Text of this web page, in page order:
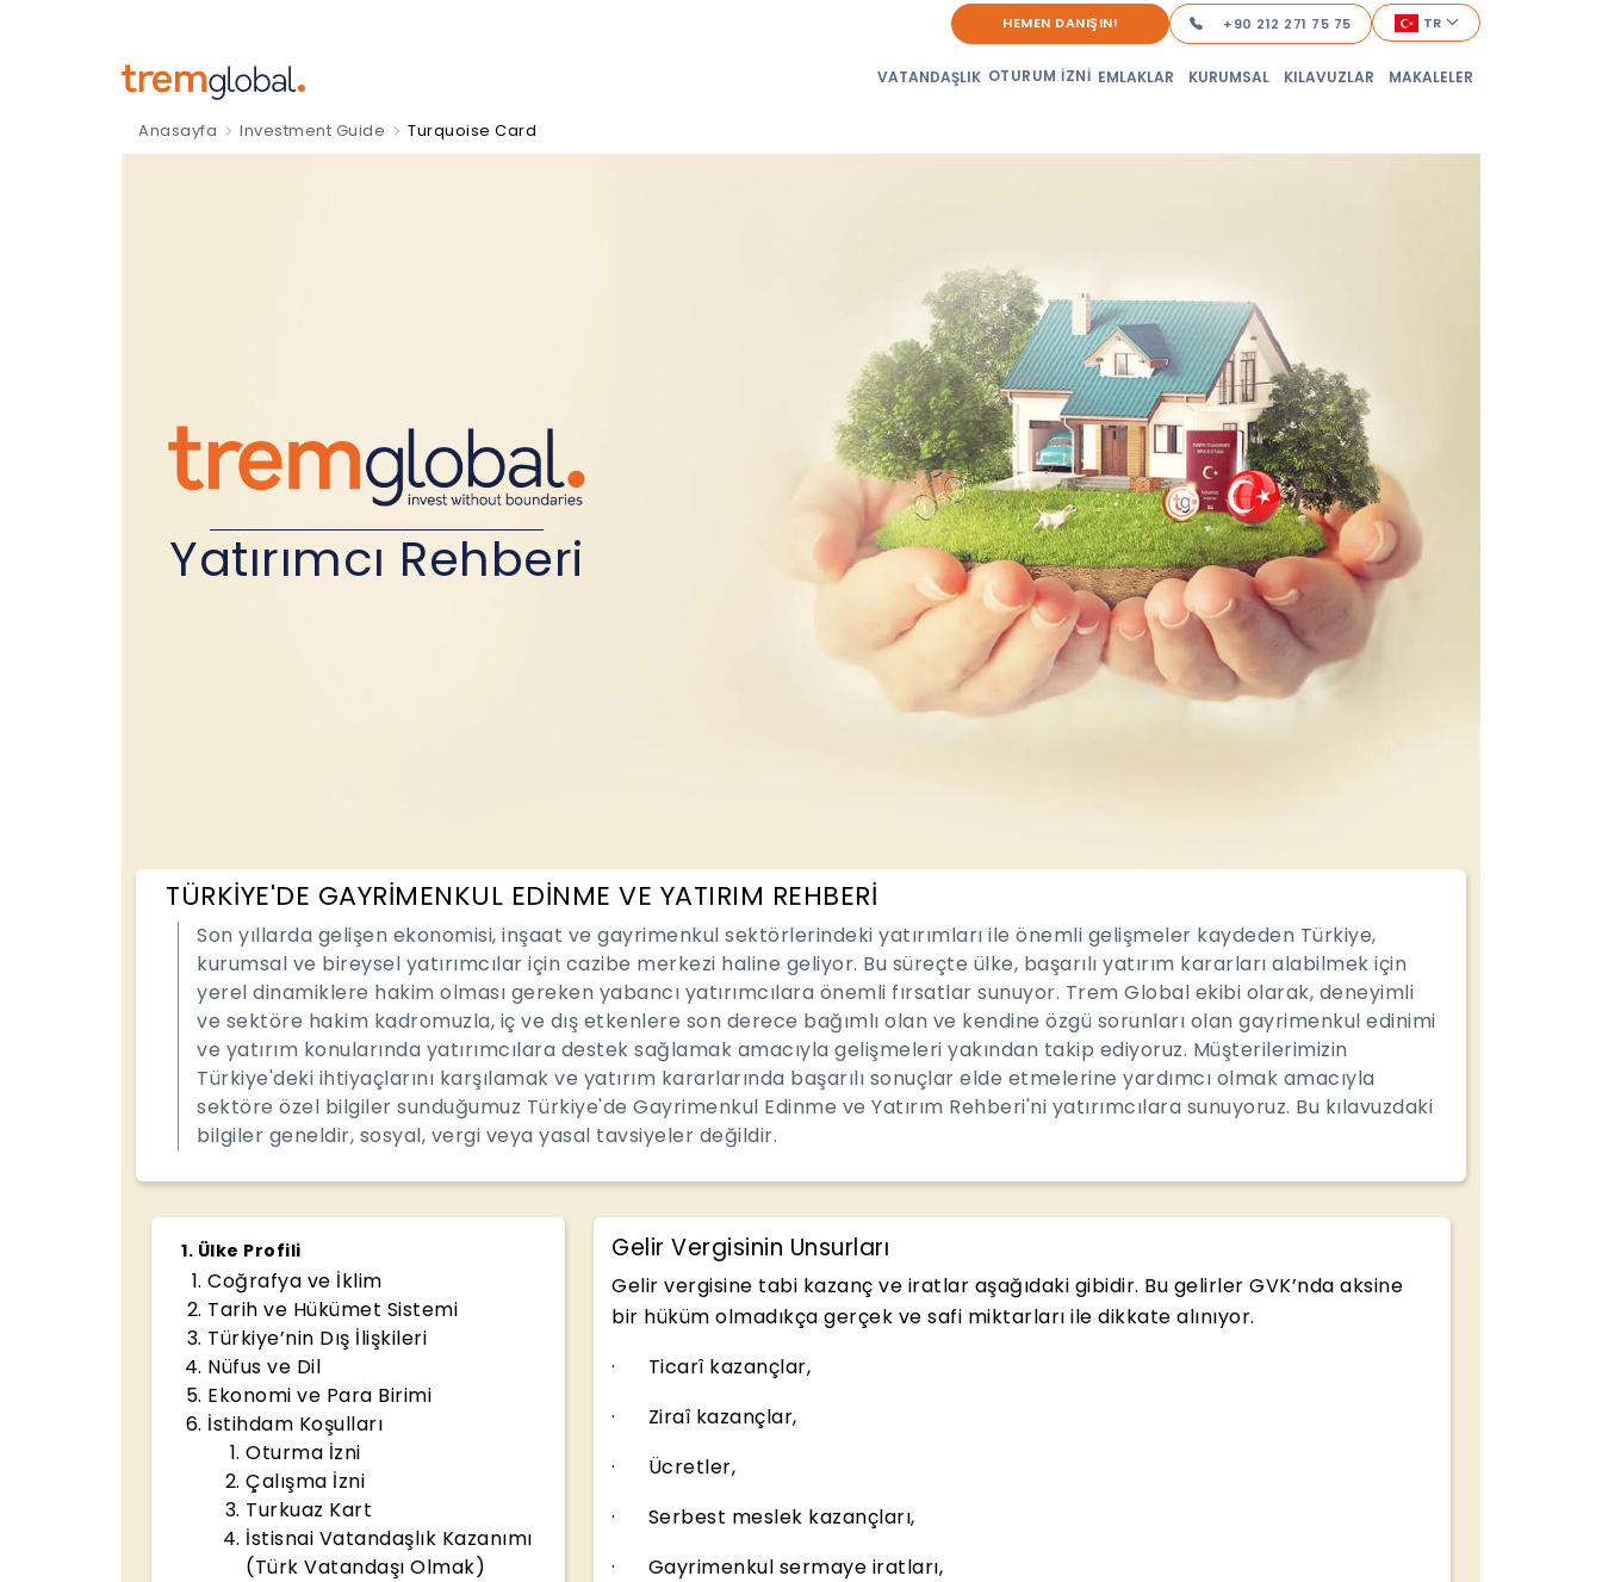
HEMEN DANIŞIN! +90 212 271 75 75 TR
VATANDAŞLIK OTURUM İZNİ EMLAKLAR KURUMSAL KILAVUZLAR MAKALELER
Anasayfa Investment Guide Turquoise Card
Yatırımcı Rehberi
TÜRKİYE'DE GAYRİMENKUL EDİNME VE YATIRIM REHBERİ
Son yıllarda gelişen ekonomisi, inşaat ve gayrimenkul sektörlerindeki yatırımları ile önemli gelişmeler kaydeden Türkiye,
kurumsal ve bireysel yatırımcılar için cazibe merkezi haline geliyor. Bu süreçte ülke, başarılı yatırım kararları alabilmek için
yerel dinamiklere hakim olması gereken yabancı yatırımcılara önemli fırsatlar sunuyor. Trem Global ekibi olarak, deneyimli
ve sektöre hakim kadromuzla, iç ve dış etkenlere son derece bağımlı olan ve kendine özgü sorunları olan gayrimenkul edinimi
ve yatırım konularında yatırımcılara destek sağlamak amacıyla gelişmeleri yakından takip ediyoruz. Müşterilerimizin
Türkiye'deki ihtiyaçlarını karşılamak ve yatırım kararlarında başarılı sonuçlar elde etmelerine yardımcı olmak amacıyla
sektöre özel bilgiler sunduğumuz Türkiye'de Gayrimenkul Edinme ve Yatırım Rehberi'ni yatırımcılara sunuyoruz. Bu kılavuzdaki
bilgiler geneldir, sosyal, vergi veya yasal tavsiyeler değildir.
1. Ülke Profili
Coğrafya ve İklim
Tarih ve Hükümet Sistemi
Türkiye’nin Dış İlişkileri
Nüfus ve Dil
Ekonomi ve Para Birimi
İstihdam Koşulları
Oturma İzni
Çalışma İzni
Turkuaz Kart
İstisnai Vatandaşlık Kazanımı
(Türk Vatandaşı Olmak)
Gelir Vergisinin Unsurları
Gelir vergisine tabi kazanç ve iratlar aşağıdaki gibidir. Bu gelirler GVK’nda aksine
bir hüküm olmadıkça gerçek ve safi miktarları ile dikkate alınıyor.
· Ticarî kazançlar,
· Ziraî kazançlar,
· Ücretler,
· Serbest meslek kazançları,
· Gayrimenkul sermaye iratları,